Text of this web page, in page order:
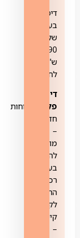
דיסקברי+
בעלות
של
19.90
ש"ח
לחודש.
דיסני
פלוס:
לקוחות
חדשים
–
מוזמנים
להצטרף
בעת
רכישת
החבילה,
לקוחות
קיימים
–